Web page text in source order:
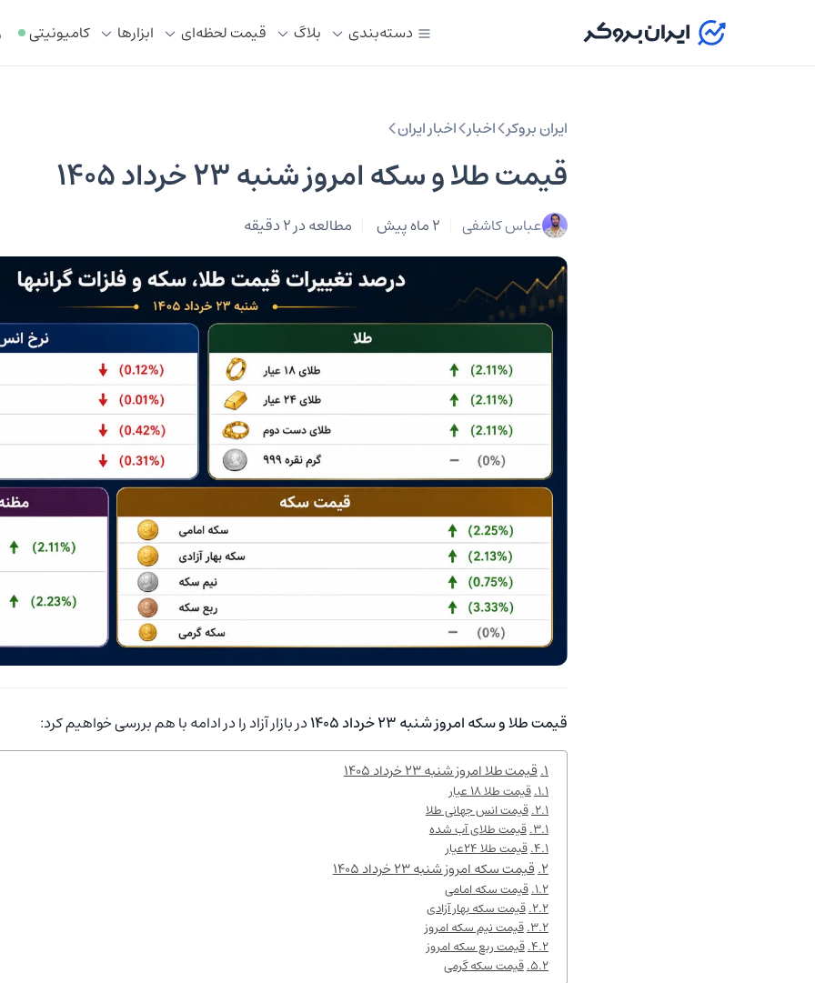
دسته‌بندی بلاگ قیمت لحظه‌ای ابزار‌ها کامیونیتی
ایران بروکر اخبار اخبار ایران
قیمت طلا و سکه امروز شنبه ۲۳ خرداد ۱۴۰۵
عباس کاشفی 2 ماه پیش مطالعه در 2 دقیقه
قیمت طلا و سکه امروز شنبه ۲۳ خرداد ۱۴۰۵ در بازار آزاد را در ادامه با هم بررسی خواهیم کرد:
قیمت طلا امروز شنبه ۲۳ خرداد ۱۴۰۵
قیمت طلا ۱۸ عیار
قیمت انس جهانی طلا
قیمت طلای آب شده
قیمت طلا ۲۴عیار
قیمت سکه امروز شنبه ۲۳ خرداد ۱۴۰۵
قیمت سکه امامی
قیمت سکه بهار آزادی
قیمت نیم سکه امروز
قیمت ربع سکه امروز
قیمت سکه گرمی